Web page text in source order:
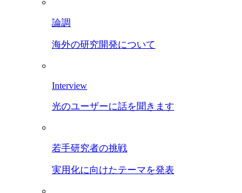
論調
海外の研究開発について
Interview
光のユーザーに話を聞きます
若手研究者の挑戦
実用化に向けたテーマを発表